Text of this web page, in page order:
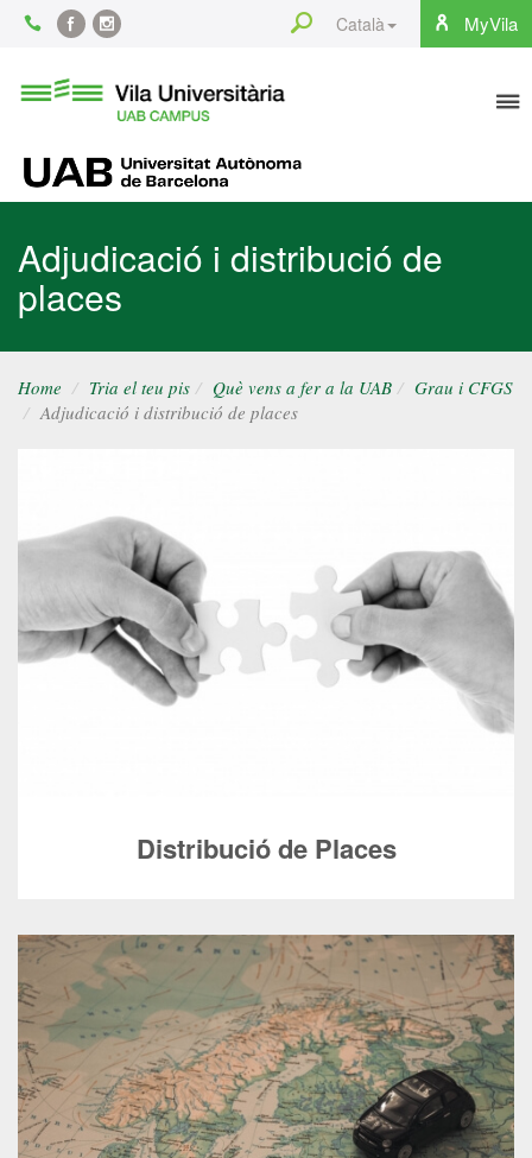
Content FacebookInstagram MyVila
Català
Search
Universitària
UAB
Adjudicació i distribució de
places
Home Tria el teu pis Què vens a fer a la UAB
Grau i CFGS
Adjudicació i distribució de places
Distribució de Places